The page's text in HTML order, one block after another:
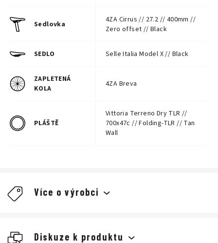
Sedlovka
4ZA Cirrus // 27.2 // 400mm //
Zero offset // Black
SEDLO Selle Italia Model X // Black
ZAPLETENÁ
KOLA
4ZA Breva
PLÁŠTĚ
Vittoria Terreno Dry TLR //
700x47c // Folding-TLR // Tan
Wall
Diskuze k produktu
Více o výrobci